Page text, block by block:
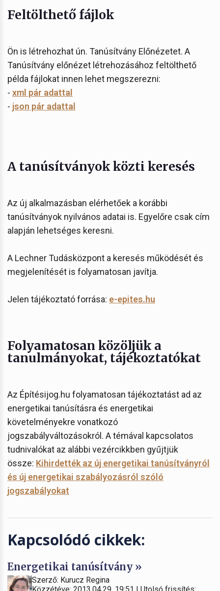
Feltölthető fájlok
Ön is létrehozhat ún. Tanúsítvány Előnézetet. A
Tanúsítvány előnézet létrehozásához feltölthető
példa fájlokat innen lehet megszerezni:
- xml pár adattal
- json pár adattal
A tanúsítványok közti keresés
Az új alkalmazásban elérhetőek a korábbi
tanúsítványok nyilvános adatai is. Egyelőre csak cím
alapján lehetséges keresni.
A Lechner Tudásközpont a keresés működését és
megjelenítését is folyamatosan javítja.
Jelen tájékoztató forrása: e-epites.hu
Folyamatosan közöljük a
tanulmányokat, tájékoztatókat
Az Építésijog.hu folyamatosan tájékoztatást ad az
energetikai tanúsításra és energetikai
követelményekre vonatkozó
jogszabályváltozásokról. A témával kapcsolatos
tudnivalókat az alábbi vezércikkben gyűjtjük
össze: Kihirdették az új energetikai tanúsítványról
és új energetikai szabályozásról szóló
jogszabályokat
Kapcsolódó cikkek:
Energetikai tanúsítvány »
Szerző: Kurucz Regina